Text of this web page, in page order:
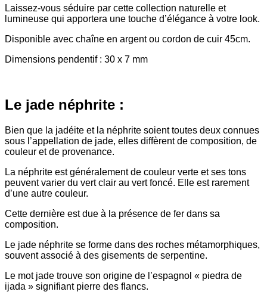
Laissez-vous séduire par cette collection naturelle et
lumineuse qui apportera une touche d’élégance à votre look.
Disponible avec chaîne en argent ou cordon de cuir 45cm.
Dimensions pendentif : 30 x 7 mm
Le jade néphrite :
Bien que la jadéite et la néphrite soient toutes deux connues
sous l’appellation de jade, elles diffèrent de composition, de
couleur et de provenance.
La néphrite est généralement de couleur verte et ses tons
peuvent varier du vert clair au vert foncé. Elle est rarement
d’une autre couleur.
Cette dernière est due à la présence de fer dans sa
composition.
Le jade néphrite se forme dans des roches métamorphiques,
souvent associé à des gisements de serpentine.
Le mot jade trouve son origine de l’espagnol « piedra de
ijada » signifiant pierre des flancs.